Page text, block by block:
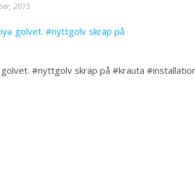
2015
#nyttgolv skräp på #krauta